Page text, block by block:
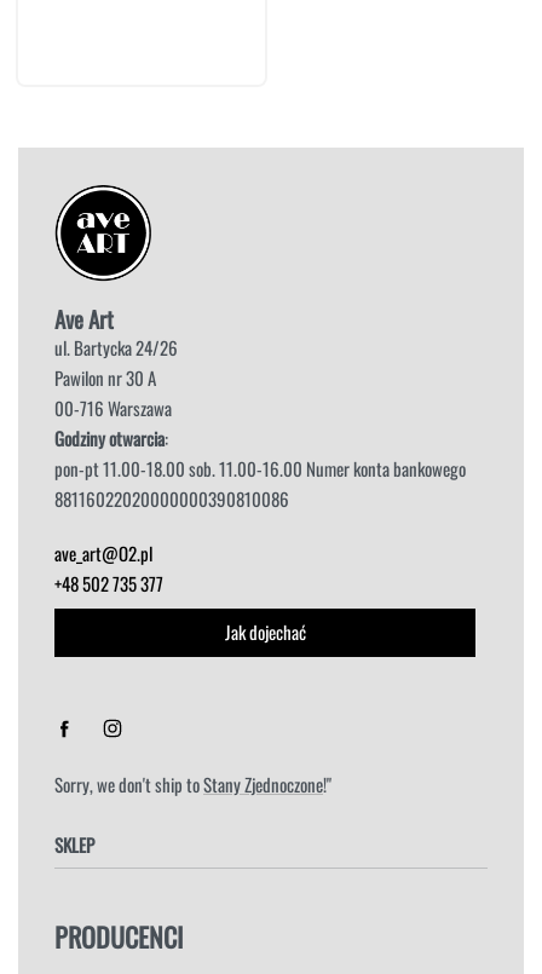
Ave Art
ul. Bartycka 24/26
Pawilon nr 30 A
00-716 Warszawa
Godziny otwarcia:
pon-pt 11.00-18.00 sob. 11.00-16.00 Numer konta bankowego
88116022020000000390810086
ave_art@O2.pl
+48 502 735 377
Jak dojechać
Sorry, we don't ship toStany Zjednoczone!"
SKLEP
HOKERY
PRODUCENCI